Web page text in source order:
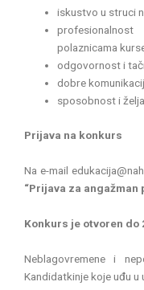
iskustvo u struci
polaznicama
odgovornost i
dobre
sposobnost i
Prijava na konkurs
Na e-mail
“Prijava za
Konkurs je otvoren do
Neblagovremene i
Kandidatkinje koje uđu u